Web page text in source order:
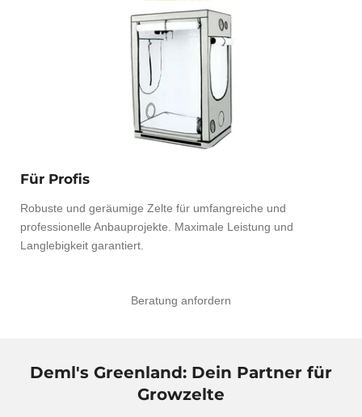
Für Profis
Robuste und geräumige Zelte für umfangreiche und
professionelle Anbauprojekte. Maximale Leistung und
Langlebigkeit garantiert.
Beratung anfordern
Deml's Greenland: Dein Partner für
Growzelte